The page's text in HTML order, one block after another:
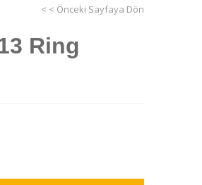
< < Önceki Sayfaya Dön
Ring